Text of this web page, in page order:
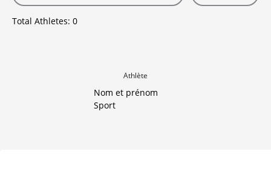
Total Athletes: 0
Athlète
Nom et prénom
Sport